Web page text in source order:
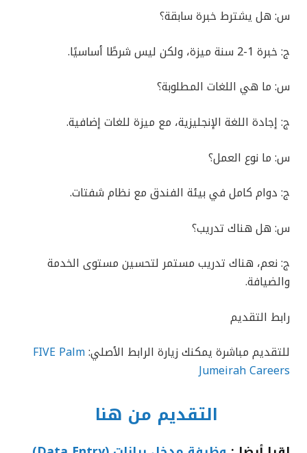
س: هل يشترط خبرة سابقة؟
ج: خبرة 1-2 سنة ميزة، ولكن ليس شرطًا أساسيًا.
س: ما هي اللغات المطلوبة؟
ج: إجادة اللغة الإنجليزية، مع ميزة للغات إضافية.
س: ما نوع العمل؟
ج: دوام كامل في بيئة الفندق مع نظام شفتات.
س: هل هناك تدريب؟
ج: نعم، هناك تدريب مستمر لتحسين مستوى الخدمة
والضيافة.
رابط التقديم
للتقديم مباشرة يمكنك زيارة الرابط الأصلي:FIVE Palm
Jumeirah Careers
التقديم من هنا